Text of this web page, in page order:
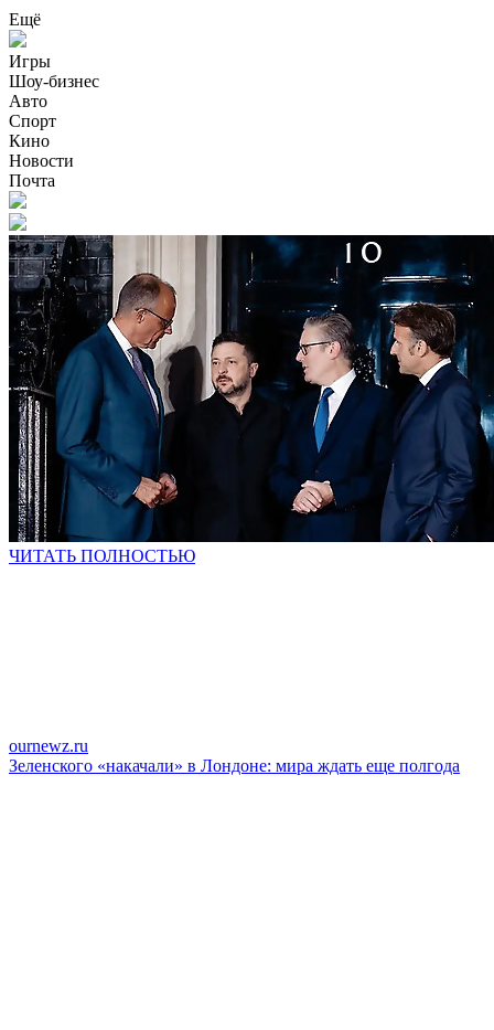
Ещё
Игры
Шоу-бизнес
Авто
Спорт
Кино
Новости
Почта
ЧИТАТЬ ПОЛНОСТЬЮ
ournewz.ru
Зеленского «накачали» в Лондоне: мира ждать еще полгода